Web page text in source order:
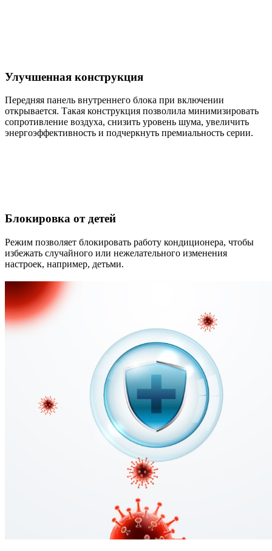
Улучшенная конструкция
Передняя панель внутреннего блока при включении
открывается. Такая конструкция позволила минимизировать
сопротивление воздуха, снизить уровень шума, увеличить
энергоэффективность и подчеркнуть премиальность серии.
Блокировка от детей
Режим позволяет блокировать работу кондиционера, чтобы
избежать случайного или нежелательного изменения
настроек, например, детьми.